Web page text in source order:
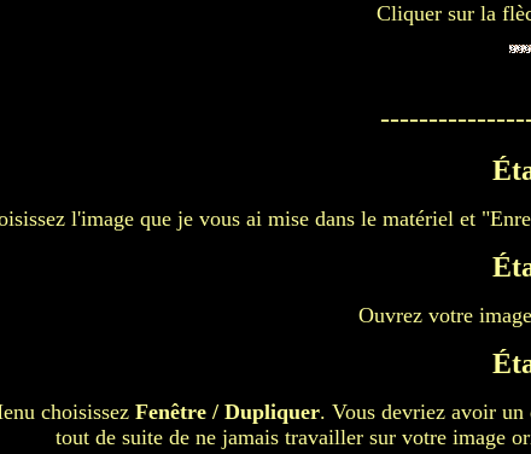
Cliquer sur la
l'image que je vous ai mise dans le matériel et
Ouvrez votre
choisissez Fenêtre / Dupliquer. Vous devriez avoir un
tout de suite de ne jamais travailler sur votre image